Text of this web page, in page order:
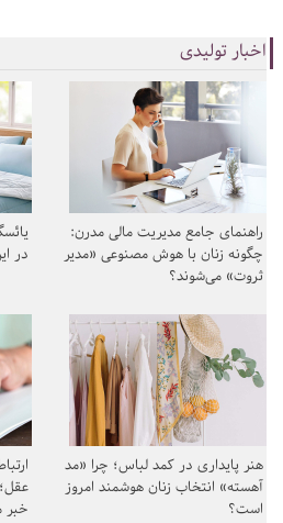
اخبار تولیدی
راهنمای جامع مدیریت مالی مدرن:
چگونه زنان با هوش مصنوعی «مدیر
ثروت» می‌شوند؟
در
هنر پایداری در کمد لباس؛ چرا «مد
آهسته» انتخاب زنان هوشمند امروز
است؟
خبر